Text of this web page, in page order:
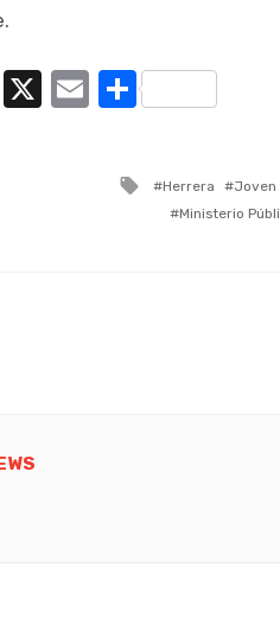
Twitter
X Email
Tagged
with
Herrera Joven
Ministerio